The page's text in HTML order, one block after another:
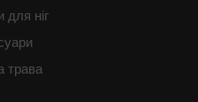
для ніг
трава